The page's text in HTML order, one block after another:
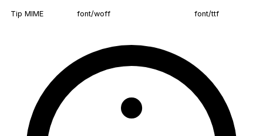
Tip MIME font/woff font/ttf